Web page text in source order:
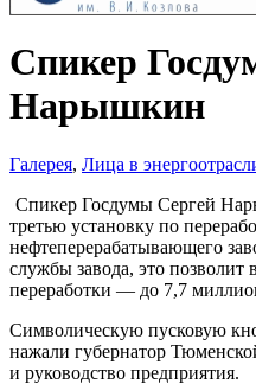
Спикер
Нарышкин
Галерея, Лица в
Спикер Госдумы Сергей
третью установку по
нефтеперерабатывающего
службы завода, это позволит
переработки — до 7,7
Символическую пусковую
нажали губернатор
и руководство предприятия.